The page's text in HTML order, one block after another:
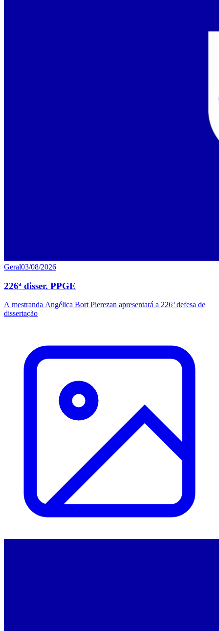
Geral03/08/2026
226ª disser. PPGE
A mestranda Angélica Bort Pierezan apresentará a 226ª defesa de
dissertação